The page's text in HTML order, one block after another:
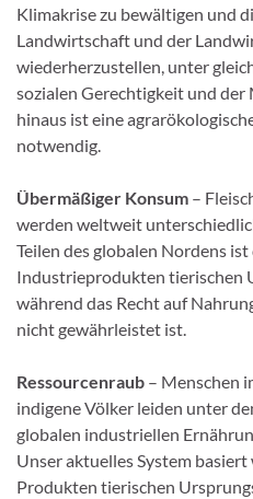
Klimakrise zu bewältigen und
Landwirtschaft und der
wiederherzustellen, unter
sozialen Gerechtigkeit und
hinaus ist eine
notwendig.
Übermäßiger Konsum –
werden weltweit
Teilen des globalen Nordens
Industrieprodukten tierischen
während das Recht auf
nicht gewährleistet ist.
Ressourcenraub – Menschen
indigene Völker leiden unter
globalen industriellen
Unser aktuelles System
Produkten tierischen